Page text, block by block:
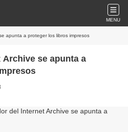
MENU
apunta a proteger los libros impresos
se apunta a